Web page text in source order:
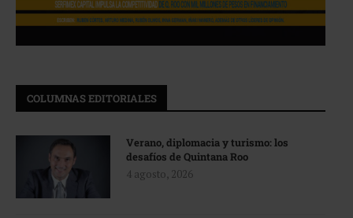
COLUMNAS EDITORIALES
Verano, diplomacia y turismo: los
desafíos de Quintana Roo
4 agosto, 2026